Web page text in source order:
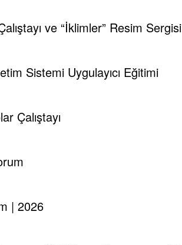
ve “İklimler” Resim Sergisi
Sistemi Uygulayıcı Eğitimi
Çalıştayı
| 2026